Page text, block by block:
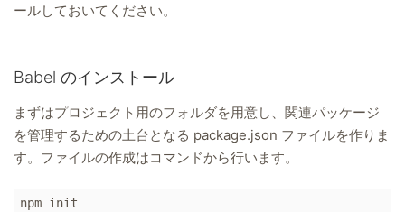
ールしておいてください。
Babel のインストール
まずはプロジェクト用のフォルダを用意し、関連パッケージ
を管理するための土台となる package.json ファイルを作りま
す。ファイルの作成はコマンドから行います。
npm init